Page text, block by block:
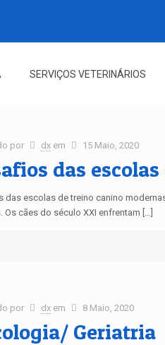
SERVIÇOS VETERINÁRIOS
por dx em 15 Maio, 2020
das
das escolas de treino canino
Os cães do século XXI enfrentam […]
por dx em 8 Maio, 2020
Geriatria